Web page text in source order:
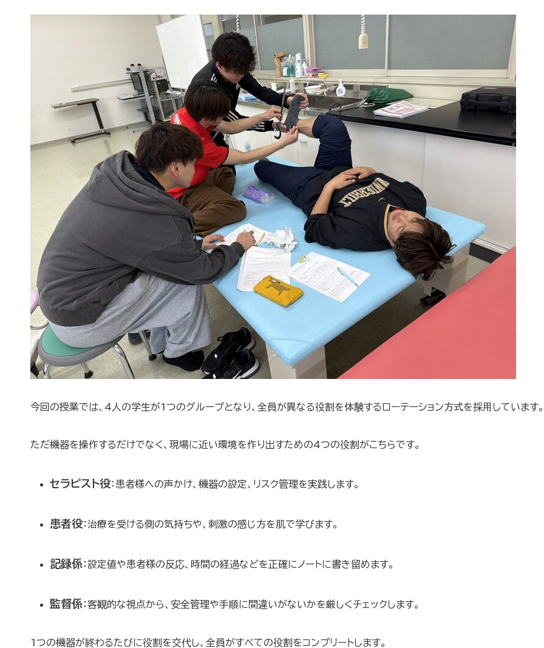
今回の授業では、4人の学生が1つのグループとなり、全員が異なる役割を体験するローテーション方式を採用しています。
ただ機器を操作するだけでなく、現場に近い環境を作り出すための4つの役割がこちらです。
セラピスト役：患者様への声かけ、機器の設定、リスク管理を実践します。
患者役：治療を受ける側の気持ちや、刺激の感じ方を肌で学びます。
記録係：設定値や患者様の反応、時間の経過などを正確にノートに書き留めます。
監督係：客観的な視点から、安全管理や手順に間違いがないかを厳しくチェックします。
1つの機器が終わるたびに役割を交代し、全員がすべての役割をコンプリートします。